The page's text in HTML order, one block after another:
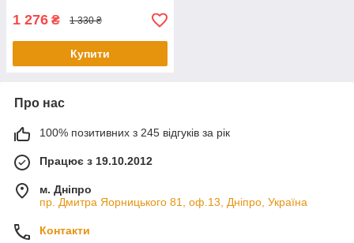
1 276 ₴ 1 330 ₴
Купити
Про нас
100% позитивних з 245 відгуків за рік
Працює з 19.10.2012
м. Дніпро
пр. Дмитра Яорницького 81, оф.13, Дніпро, Україна
Контакти